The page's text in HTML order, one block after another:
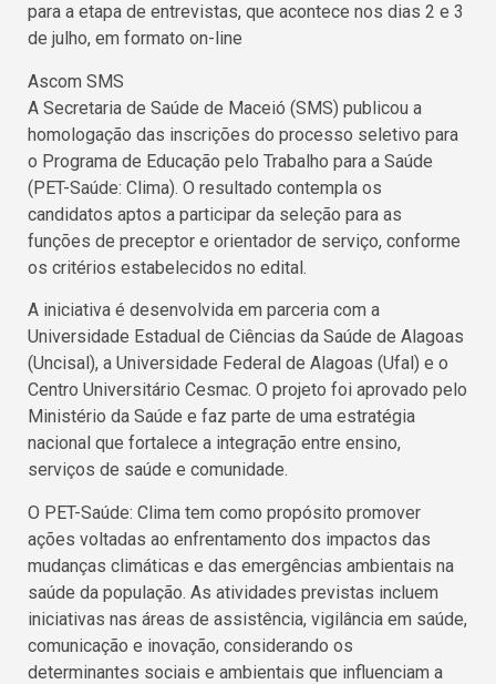
para a etapa de entrevistas, que acontece nos dias 2 e 3
de julho, em formato on-line
Ascom SMS
A Secretaria de Saúde de Maceió (SMS) publicou a
homologação das inscrições do processo seletivo para
o Programa de Educação pelo Trabalho para a Saúde
(PET-Saúde: Clima). O resultado contempla os
candidatos aptos a participar da seleção para as
funções de preceptor e orientador de serviço, conforme
os critérios estabelecidos no edital.
A iniciativa é desenvolvida em parceria com a
Universidade Estadual de Ciências da Saúde de Alagoas
(Uncisal), a Universidade Federal de Alagoas (Ufal) e o
Centro Universitário Cesmac. O projeto foi aprovado pelo
Ministério da Saúde e faz parte de uma estratégia
nacional que fortalece a integração entre ensino,
serviços de saúde e comunidade.
O PET-Saúde: Clima tem como propósito promover
ações voltadas ao enfrentamento dos impactos das
mudanças climáticas e das emergências ambientais na
saúde da população. As atividades previstas incluem
iniciativas nas áreas de assistência, vigilância em saúde,
comunicação e inovação, considerando os
determinantes sociais e ambientais que influenciam a